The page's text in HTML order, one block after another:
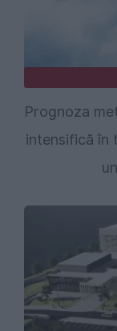
Prognoza
intensifică în